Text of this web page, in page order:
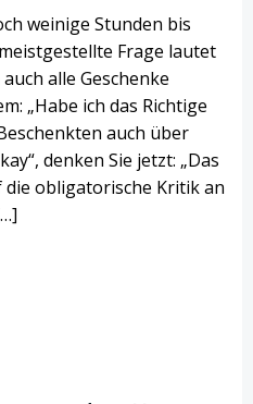
weinige Stunden bis
Frage lautet
alle Geschenke
„Habe ich das Richtige
auch über
denken Sie jetzt: „Das
obligatorische Kritik an